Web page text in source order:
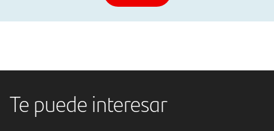
Te puede interesar